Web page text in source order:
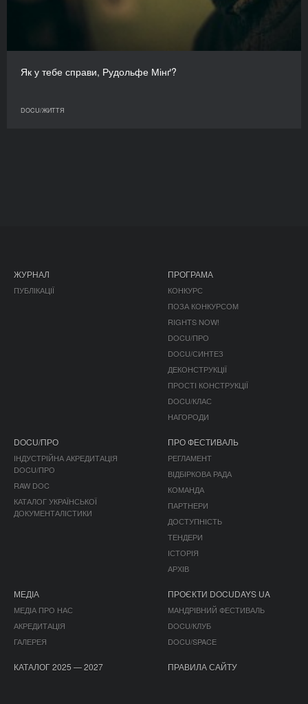
Як у тебе справи, Рудольфе Мінґ?
DOCU/ЖИТТЯ
ЖУРНАЛ
ПУБЛІКАЦІЇ
ПРОГРАМА
КОНКУРС
ПОЗА КОНКУРСОМ
RIGHTS NOW!
DOCU/ПРО
DOCU/СИНТЕЗ
ДЕКОНСТРУКЦІЇ
ПРОСТІ КОНСТРУКЦІЇ
DOCU/КЛАС
НАГОРОДИ
DOCU/ПРО
ІНДУСТРІЙНА АКРЕДИТАЦІЯ
DOCU/ПРО
RAW DOC
КАТАЛОГ УКРАЇНСЬКОЇ
ДОКУМЕНТАЛІСТИКИ
ПРО ФЕСТИВАЛЬ
РЕГЛАМЕНТ
ВІДБІРКОВА РАДА
КОМАНДА
ПАРТНЕРИ
ДОСТУПНІСТЬ
ТЕНДЕРИ
ІСТОРІЯ
АРХІВ
МЕДІА
МЕДІА ПРО НАС
АКРЕДИТАЦІЯ
ГАЛЕРЕЯ
ПРОЄКТИ DOCUDAYS UA
МАНДРІВНИЙ ФЕСТИВАЛЬ
DOCU/КЛУБ
DOCU/SPACE
КАТАЛОГ 2025 — 2027 ПРАВИЛА САЙТУ